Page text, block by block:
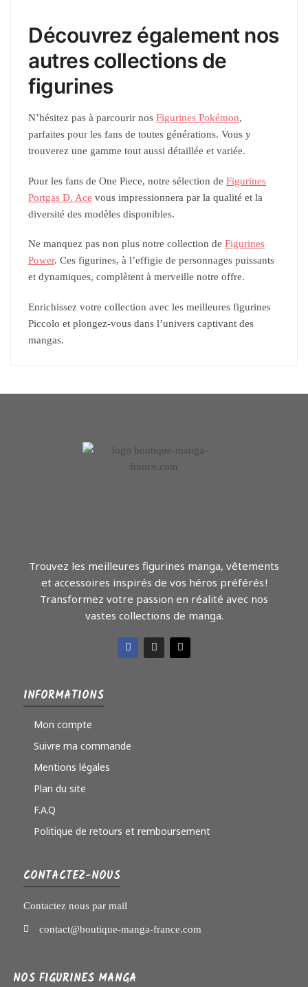
Découvrez également nos
autres collections de
figurines
N’hésitez pas à parcourir nos Figurines Pokémon,
parfaites pour les fans de toutes générations. Vous y
trouverez une gamme tout aussi détaillée et variée.
Pour les fans de One Piece, notre sélection de Figurines
Portgas D. Ace vous impressionnera par la qualité et la
diversité des modèles disponibles.
Ne manquez pas non plus notre collection de Figurines
Power. Ces figurines, à l’effigie de personnages puissants
et dynamiques, complètent à merveille notre offre.
Enrichissez votre collection avec les meilleures figurines
Piccolo et plongez-vous dans l’univers captivant des
mangas.
Trouvez les meilleures figurines manga, vêtements
et accessoires inspirés de vos héros préférés !
Transformez votre passion en réalité avec nos
vastes collections de manga.
INFORMATIONS
Mon compte
Suivre ma commande
Mentions légales
Plan du site
F.A.Q
Politique de retours et remboursement
CONTACTEZ-NOUS
Contactez nous par mail
contact@boutique-manga-france.com
NOS FIGURINES MANGA